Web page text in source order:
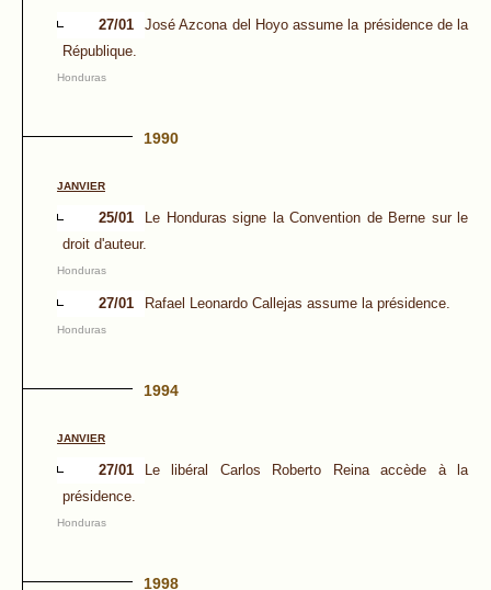
27/01
José Azcona del Hoyo assume la présidence de la
République.
Honduras
1990
JANVIER
25/01
Le Honduras signe la Convention de Berne sur le
droit d'auteur.
Honduras
27/01 Rafael Leonardo Callejas assume la présidence.
Honduras
1994
JANVIER
27/01
Le libéral Carlos Roberto Reina accède à la
présidence.
Honduras
1998